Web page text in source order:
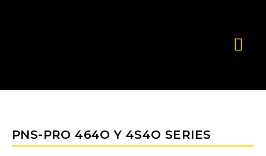
PNS-PRO 464O Y 4S4O SERIES